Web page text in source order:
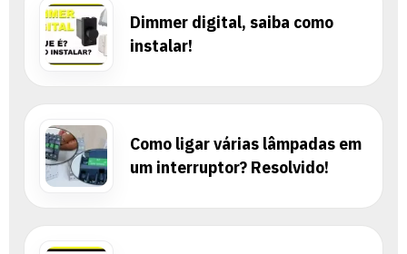
Dimmer digital, saiba como
instalar!
Como ligar várias lâmpadas em
um interruptor? Resolvido!